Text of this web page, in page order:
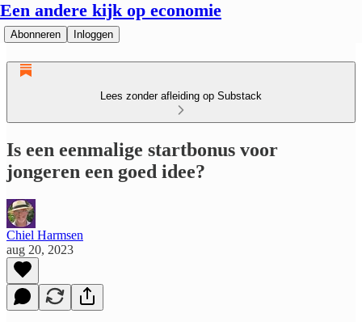
Een andere kijk op economie
Abonneren Inloggen
Lees zonder afleiding op Substack
Is een eenmalige startbonus voor
jongeren een goed idee?
Chiel Harmsen
aug 20, 2023